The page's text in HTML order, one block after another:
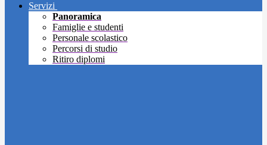
Servizi
Panoramica
Famiglie e studenti
Personale scolastico
Percorsi di studio
Ritiro diplomi